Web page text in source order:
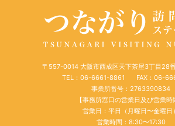
〒557-0014 大阪市西成区天下茶屋3丁目28
TEL：06-6661-8861
FAX：06-
事業所番号：2763390834
【事務所窓口の営業日及び営業時
営業日：平日（月曜日〜金曜日）
営業時間：8:30〜17:30